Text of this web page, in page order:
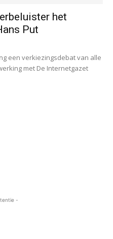
het
Put
een verkiezingsdebat van alle
met De Internetgazet
-